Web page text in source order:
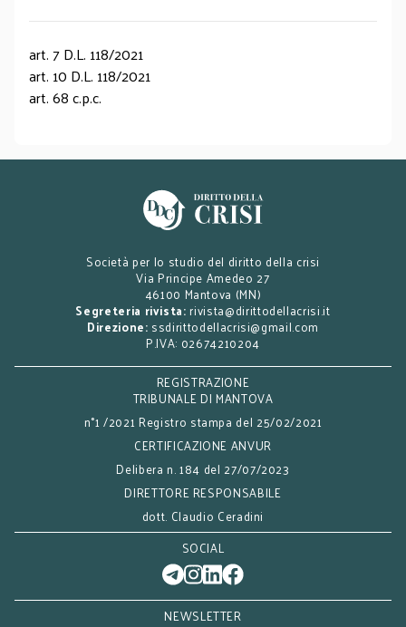
art. 7 D.L. 118/2021
art. 10 D.L. 118/2021
art. 68 c.p.c.
Società per lo studio del diritto della crisi
Via Principe Amedeo 27
46100 Mantova (MN)
Segreteria rivista: rivista@dirittodellacrisi.it
Direzione: ssdirittodellacrisi@gmail.com
P.IVA: 02674210204
REGISTRAZIONE
TRIBUNALE DI MANTOVA
n°1 /2021 Registro stampa del 25/02/2021
CERTIFICAZIONE ANVUR
Delibera n. 184 del 27/07/2023
DIRETTORE RESPONSABILE
dott. Claudio Ceradini
SOCIAL
NEWSLETTER